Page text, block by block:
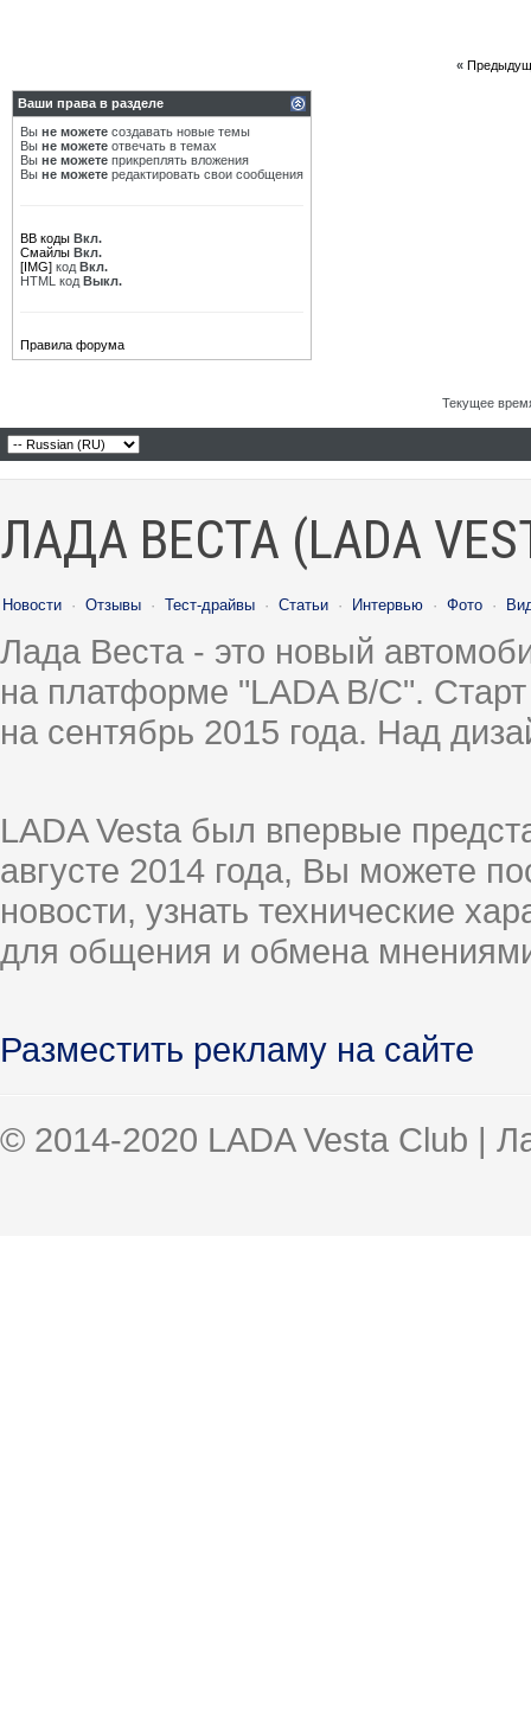
«
Ваши права в разделе
Вы не можете создавать новые темы
Вы не можете отвечать в темах
Вы не можете прикреплять вложения
Вы не можете редактировать свои сообщения
BB коды Вкл.
Смайлы Вкл.
[IMG] код Вкл.
HTML код Выкл.
Правила форума
Текущее
ЛАДА ВЕСТА (LADA
Новости · Отзывы · Тест-драйвы · Статьи · Интервью · Фото ·
Лада Веста - это новый
на платформе "LADA B/C".
на сентябрь 2015 года. Над
LADA Vesta был впервые
августе 2014 года, Вы можете
новости, узнать технические
для общения и обмена
Разместить рекламу на сайте
© 2014-2020 LADA Vesta Club |